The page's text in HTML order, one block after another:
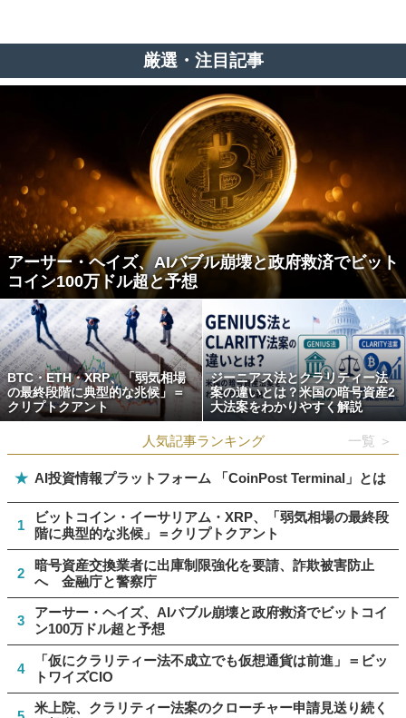
厳選・注目記事
アーサー・ヘイズ、AIバブル崩壊と政府救済でビット
コイン100万ドル超と予想
BTC・ETH・XRP、「弱気相場
の最終段階に典型的な兆候」＝
クリプトクアント
ジーニアス法とクラリティー法
案の違いとは？米国の暗号資産2
大法案をわかりやすく解説
人気記事ランキング 一覧 ＞
★ AI投資情報プラットフォーム 「CoinPost Terminal」とは
1
ビットコイン・イーサリアム・XRP、「弱気相場の最終段
階に典型的な兆候」＝クリプトクアント
2
暗号資産交換業者に出庫制限強化を要請、詐欺被害防止
へ 金融庁と警察庁
3
アーサー・ヘイズ、AIバブル崩壊と政府救済でビットコイ
ン100万ドル超と予想
4
「仮にクラリティー法不成立でも仮想通貨は前進」＝ビッ
トワイズCIO
米上院、クラリティー法案のクローチャー申請見送り続く